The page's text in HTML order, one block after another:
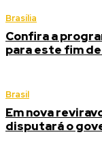
Brasília
Confira a
para este fim
Brasil
Em nova
disputará o